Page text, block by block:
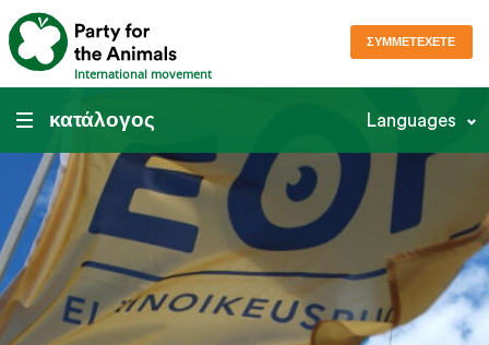
International movement
ΣΥΜΜΕΤΈΧΕΤΕ
κατάλογος Languages